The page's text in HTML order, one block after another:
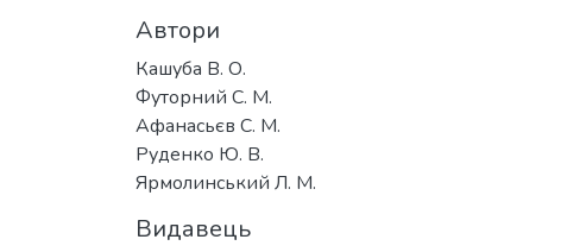
Автори
Кашуба В. О.
Футорний С. М.
Афанасьєв С. М.
Руденко Ю. В.
Ярмолинський Л. М.
Видавець